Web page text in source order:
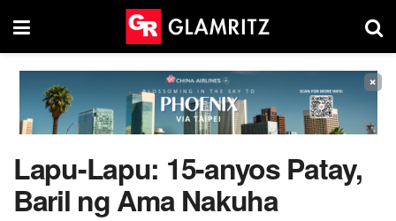
×
Lapu-Lapu: 15-anyos Patay,
Baril ng Ama Nakuha